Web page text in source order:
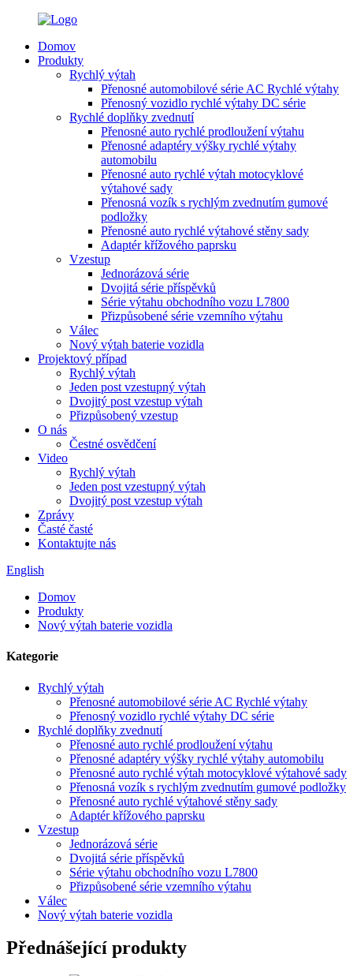
Domov
Produkty
Rychlý výtah
Přenosné automobilové série AC Rychlé výtahy
Přenosný vozidlo rychlé výtahy DC série
Rychlé doplňky zvednutí
Přenosné auto rychlé prodloužení výtahu
Přenosné adaptéry výšky rychlé výtahy
automobilu
Přenosné auto rychlé výtah motocyklové
výtahové sady
Přenosná vozík s rychlým zvednutím gumové
podložky
Přenosné auto rychlé výtahové stěny sady
Adaptér křížového paprsku
Vzestup
Jednorázová série
Dvojitá série příspěvků
Série výtahu obchodního vozu L7800
Přizpůsobené série vzemního výtahu
Válec
Nový výtah baterie vozidla
Projektový případ
Rychlý výtah
Jeden post vzestupný výtah
Dvojitý post vzestup výtah
Přizpůsobený vzestup
O nás
Čestné osvědčení
Video
Rychlý výtah
Jeden post vzestupný výtah
Dvojitý post vzestup výtah
Zprávy
Časté časté
Kontaktujte nás
English
Domov
Produkty
Nový výtah baterie vozidla
Kategorie
Rychlý výtah
Přenosné automobilové série AC Rychlé výtahy
Přenosný vozidlo rychlé výtahy DC série
Rychlé doplňky zvednutí
Přenosné auto rychlé prodloužení výtahu
Přenosné adaptéry výšky rychlé výtahy automobilu
Přenosné auto rychlé výtah motocyklové výtahové sady
Přenosná vozík s rychlým zvednutím gumové podložky
Přenosné auto rychlé výtahové stěny sady
Adaptér křížového paprsku
Vzestup
Jednorázová série
Dvojitá série příspěvků
Série výtahu obchodního vozu L7800
Přizpůsobené série vzemního výtahu
Válec
Nový výtah baterie vozidla
Přednášející produkty